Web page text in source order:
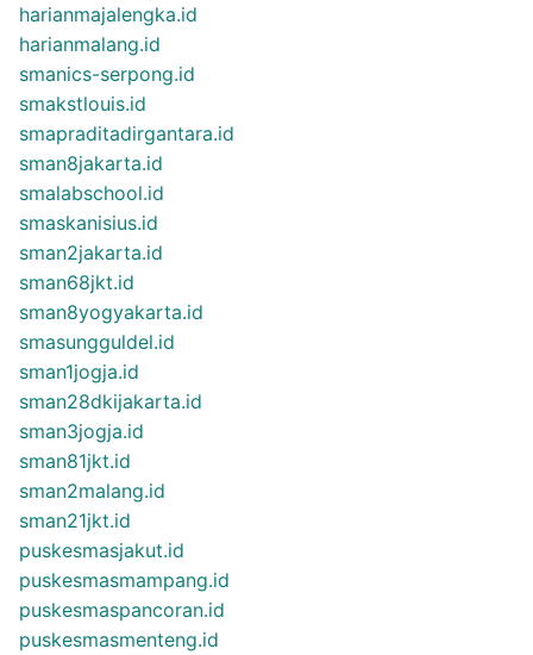
harianmajalengka.id
harianmalang.id
smanics-serpong.id
smakstlouis.id
smapraditadirgantara.id
sman8jakarta.id
smalabschool.id
smaskanisius.id
sman2jakarta.id
sman68jkt.id
sman8yogyakarta.id
smasungguldel.id
sman1jogja.id
sman28dkijakarta.id
sman3jogja.id
sman81jkt.id
sman2malang.id
sman21jkt.id
puskesmasjakut.id
puskesmasmampang.id
puskesmaspancoran.id
puskesmasmenteng.id